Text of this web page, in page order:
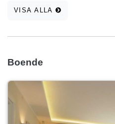
värmen och den autentiska
ditt mysiga hem vid havet!
VISA ALLA
Boende